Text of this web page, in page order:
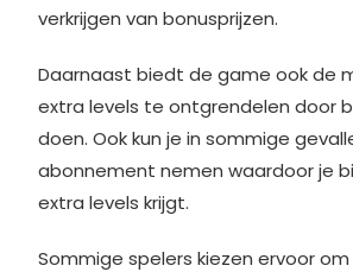
verkrijgen van bonusprijzen.
Daarnaast biedt de game ook de
extra levels te ontgrendelen door
doen. Ook kun je in sommige
abonnement nemen waardoor je
extra levels krijgt.
Sommige spelers kiezen ervoor